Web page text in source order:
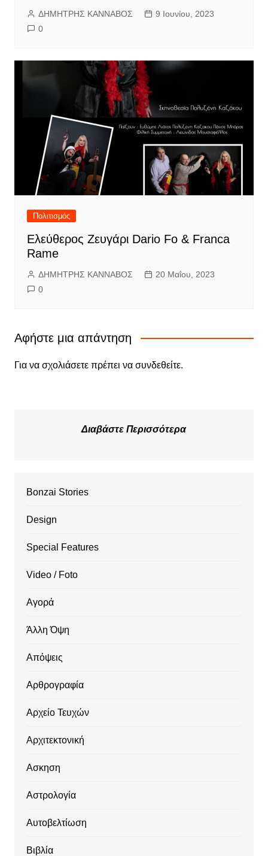
ΔΗΜΗΤΡΗΣ ΚΑΝΝΑΒΟΣ
9 Ιουνίου, 2023
0
Πολιτισμός
Ελεύθερος Ζευγάρι Dario Fo & Franca
Rame
ΔΗΜΗΤΡΗΣ ΚΑΝΝΑΒΟΣ
20 Μαΐου, 2023
0
Αφήστε μια απάντηση
Για να σχολιάσετε πρέπει να συνδεθείτε.
Διαβάστε Περισσότερα
Bonzai Stories
Design
Special Features
Video / Foto
Αγορά
Άλλη Όψη
Απόψεις
Αρθρογραφία
Αρχείο Τευχών
Αρχιτεκτονική
Ασκηση
Αστρολογία
Αυτοβελτίωση
Βιβλία